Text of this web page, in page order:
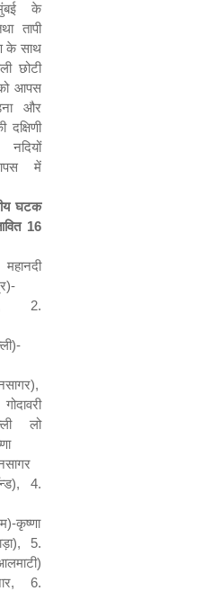
के
तापी
के साथ
छोटी
आपस
और
दक्षिणी
नदियों
में
घटक
16
महानदी
2.
,
गोदावरी
लो
, 4.
कृष्णा
, 5.
, 6.